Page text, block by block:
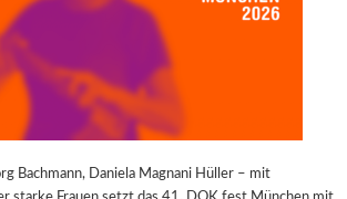
Bachmann, Daniela Magnani Hüller – mit